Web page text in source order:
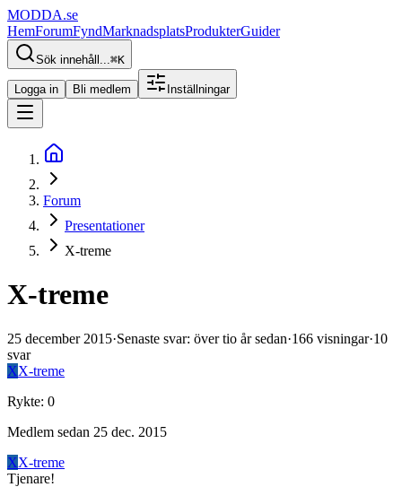
MODDA.se
HemForumFyndMarknadsplatsProdukterGuider
Sök innehåll...⌘K
Logga in Bli medlem Inställningar
Forum
Presentationer
X-treme
X-treme
25 december 2015·Senaste svar: över tio år sedan·166 visningar·10
svar
XX-treme
Rykte: 0
Medlem sedan 25 dec. 2015
XX-treme
Tjenare!